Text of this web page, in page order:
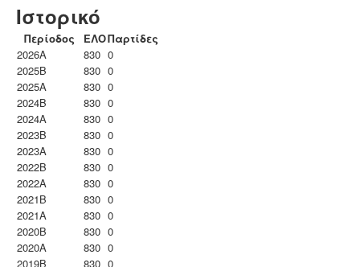
Ιστορικό
Περίοδος ΕΛΟΠαρτίδες
2026A
830 0
2025B
830 0
2025A
830 0
2024B
830 0
2024A
830 0
2023B
830 0
2023Α
830 0
2022B
830 0
2022A
830 0
2021B
830 0
2021A
830 0
2020B
830 0
2020A
830 0
2019B
830 0